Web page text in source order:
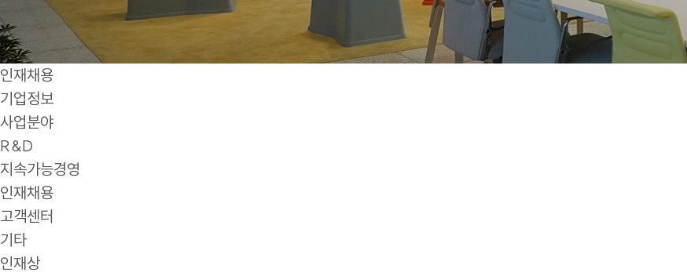
인재채용
기업정보
사업분야
R&D
지속가능경영
인재채용
고객센터
기타
인재상